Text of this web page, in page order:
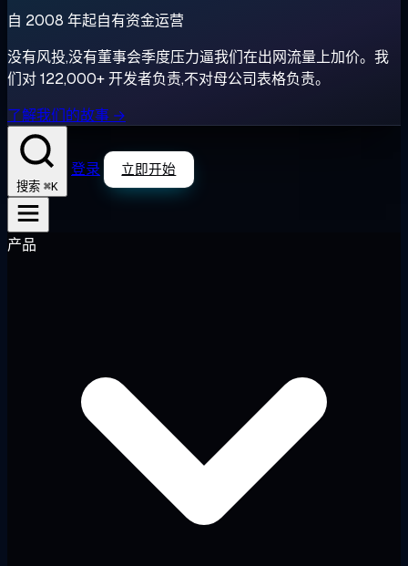
自 2008 年起自有资金运营
没有风投,没有董事会季度压力逼我们在出网流量上加价。我
们对 122,000+ 开发者负责,不对母公司表格负责。
了解我们的故事 →
搜索 ⌘K
登录 立即开始
产品